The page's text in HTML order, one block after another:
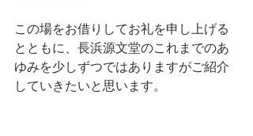
この場をお借りしてお礼を申し上げる
とともに、長浜源文堂のこれまでのあ
ゆみを少しずつではありますがご紹介
していきたいと思います。